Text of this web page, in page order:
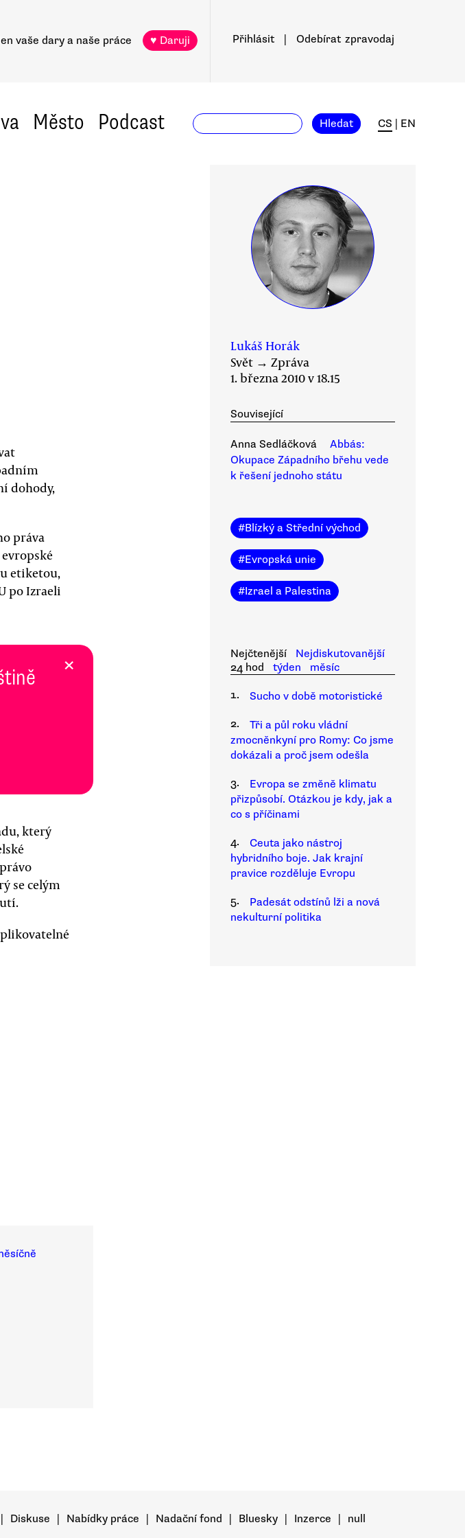
vaše dary a naše práce ♥ Daruji Přihlásit Odebírat zpravodaj
Město Podcast Hledat CS EN
dohody,
práva
etiketou,
po Izraeli
×
který
se celým
Lukáš Horák
Svět → Zpráva
1. března 2010 v 18.15
Související
Anna Sedláčková
Abbás:
Okupace Západního břehu vede
k řešení jednoho státu
#Blízký a Střední východ
#Evropská unie
#Izrael a Palestina
Nejčtenější
Nejdiskutovanější
24 hod
týden
měsíc
1.
Sucho v době motoristické
2.
Tři a půl roku vládní
zmocněnkyní pro Romy: Co jsme
dokázali a proč jsem odešla
3.
Evropa se změně klimatu
přizpůsobí. Otázkou je kdy, jak a
co s příčinami
4.
Ceuta jako nástroj
hybridního boje. Jak krajní
pravice rozděluje Evropu
5.
Padesát odstínů lži a nová
nekulturní politika
Diskuse Nabídky práce Nadační fond Bluesky Inzerce
null